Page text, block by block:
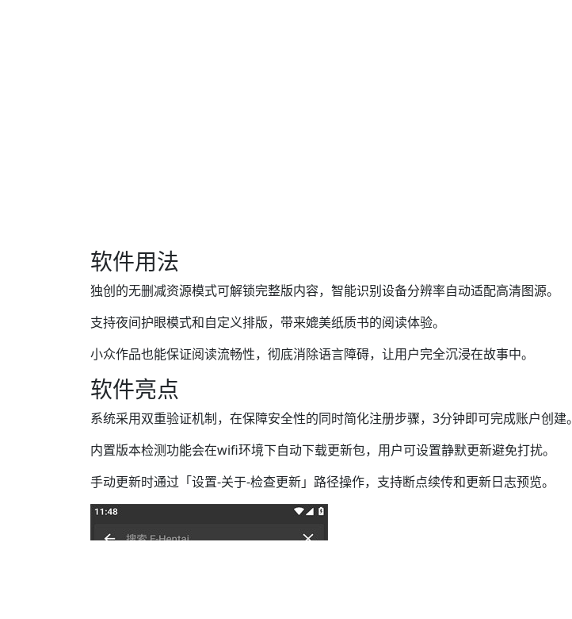
软件用法
独创的无删减资源模式可解锁完整版内容，智能识别设备分辨率自动适配高清图源。
支持夜间护眼模式和自定义排版，带来媲美纸质书的阅读体验。
小众作品也能保证阅读流畅性，彻底消除语言障碍，让用户完全沉浸在故事中。
软件亮点
系统采用双重验证机制，在保障安全性的同时简化注册步骤，3分钟即可完成账户创建。
内置版本检测功能会在wifi环境下自动下载更新包，用户可设置静默更新避免打扰。
手动更新时通过「设置-关于-检查更新」路径操作，支持断点续传和更新日志预览。